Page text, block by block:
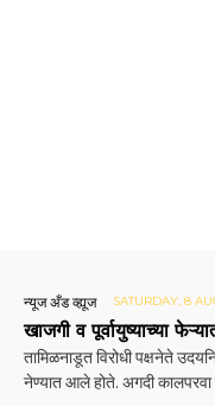
न्यूज अँड व्ह्यूज SATURDAY, 8
खाजगी व पूर्वायुष्याच्या
तामिळनाडूत विरोधी पक्षनेते
नेण्यात आले होते. अगदी